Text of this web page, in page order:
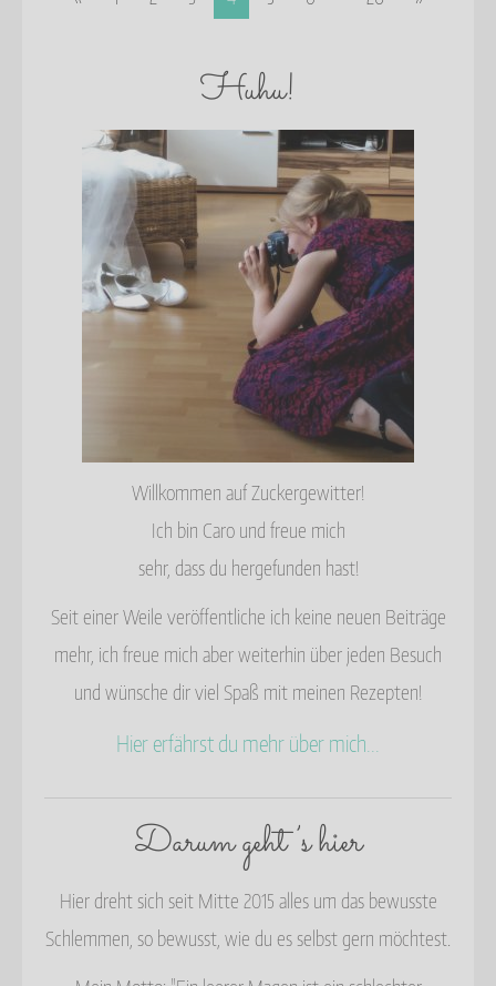
Huhu!
Willkommen auf Zuckergewitter!
Ich bin Caro und freue mich
sehr, dass du hergefunden hast!
Seit einer Weile veröffentliche ich keine neuen Beiträge
mehr, ich freue mich aber weiterhin über jeden Besuch
und wünsche dir viel Spaß mit meinen Rezepten!
Hier erfährst du mehr über mich...
Darum geht’s hier
Hier dreht sich seit Mitte 2015 alles um das bewusste
Schlemmen, so bewusst, wie du es selbst gern möchtest.